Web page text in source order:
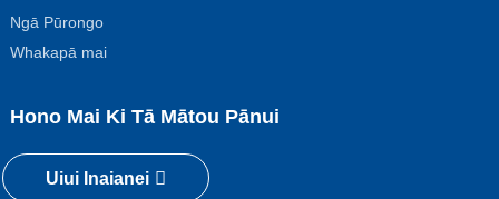
Ngā Pūrongo
Whakapā mai
Hono Mai Ki Tā Mātou Pānui
Uiui Inaianei